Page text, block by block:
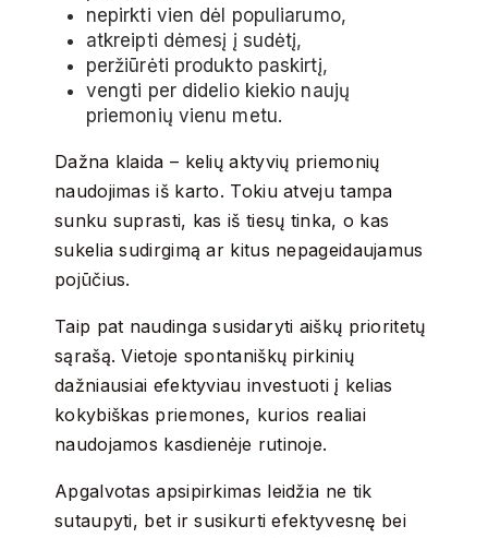
nepirkti vien dėl populiarumo,
atkreipti dėmesį į sudėtį,
peržiūrėti produkto paskirtį,
vengti per didelio kiekio naujų
priemonių vienu metu.
Dažna klaida – kelių aktyvių priemonių
naudojimas iš karto. Tokiu atveju tampa
sunku suprasti, kas iš tiesų tinka, o kas
sukelia sudirgimą ar kitus nepageidaujamus
pojūčius.
Taip pat naudinga susidaryti aiškų prioritetų
sąrašą. Vietoje spontaniškų pirkinių
dažniausiai efektyviau investuoti į kelias
kokybiškas priemones, kurios realiai
naudojamos kasdienėje rutinoje.
Apgalvotas apsipirkimas leidžia ne tik
sutaupyti, bet ir susikurti efektyvesnę bei